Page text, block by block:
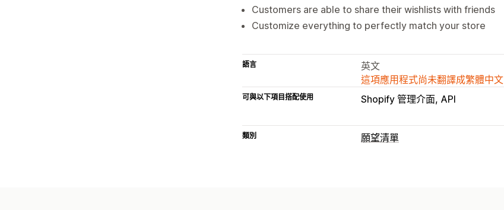
Customers are able to share their wishlists with friends
Customize everything to perfectly match your store
語言
英文
這項應用程式尚未翻譯成繁體中文
可與以下項目搭配使用 Shopify 管理介面 API
類別 願望清單